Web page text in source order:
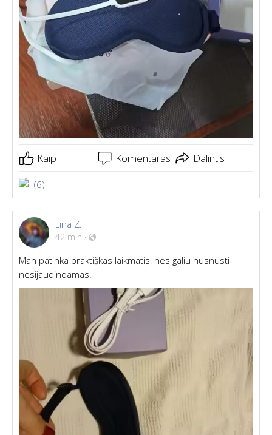
Kaip Komentaras Dalintis
(6)
Lina Z.
42 min ·
Man patinka praktiškas laikmatis, nes galiu nusnūsti
nesijaudindamas.